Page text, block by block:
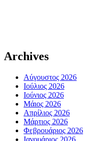
Archives
Αύγουστος 2026
Ιούλιος 2026
Ιούνιος 2026
Μάιος 2026
Απρίλιος 2026
Μάρτιος 2026
Φεβρουάριος 2026
Ιανουάριος 2026